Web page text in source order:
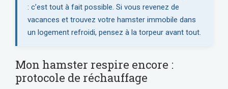
: c’est tout à fait possible. Si vous revenez de
vacances et trouvez votre hamster immobile dans
un logement refroidi, pensez à la torpeur avant tout.
Mon hamster respire encore :
protocole de réchauffage